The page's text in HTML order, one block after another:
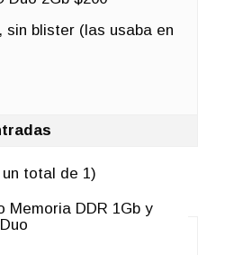
blister (las usaba en
total de 1)
Memoria DDR 1Gb y